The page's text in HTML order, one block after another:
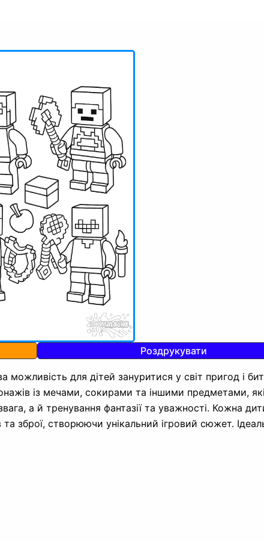
Роздрукувати
для дітей зануритися у світ пригод і
із мечами, сокирами та іншими предметами, які
а й тренування фантазії та уважності. Кожна
зброї, створюючи унікальний ігровий сюжет.